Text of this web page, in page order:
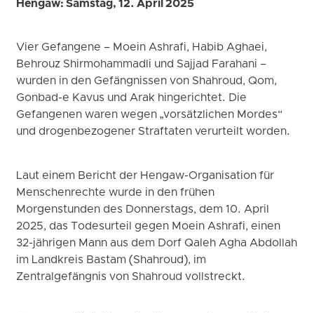
Hengaw: Samstag, 12. April 2025
Vier Gefangene – Moein Ashrafi, Habib Aghaei,
Behrouz Shirmohammadli und Sajjad Farahani –
wurden in den Gefängnissen von Shahroud, Qom,
Gonbad-e Kavus und Arak hingerichtet. Die
Gefangenen waren wegen „vorsätzlichen Mordes“
und drogenbezogener Straftaten verurteilt worden.
Laut einem Bericht der Hengaw-Organisation für
Menschenrechte wurde in den frühen
Morgenstunden des Donnerstags, dem 10. April
2025, das Todesurteil gegen Moein Ashrafi, einen
32-jährigen Mann aus dem Dorf Qaleh Agha Abdollah
im Landkreis Bastam (Shahroud), im
Zentralgefängnis von Shahroud vollstreckt.